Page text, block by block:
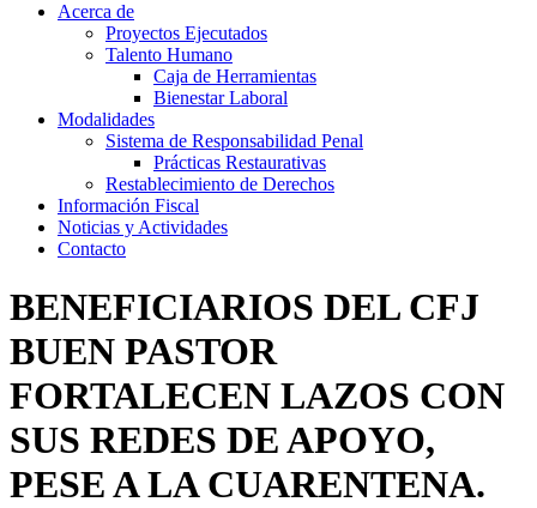
Acerca de
Proyectos Ejecutados
Talento Humano
Caja de Herramientas
Bienestar Laboral
Modalidades
Sistema de Responsabilidad Penal
Prácticas Restaurativas
Restablecimiento de Derechos
Información Fiscal
Noticias y Actividades
Contacto
BENEFICIARIOS DEL CFJ
BUEN PASTOR
FORTALECEN LAZOS CON
SUS REDES DE APOYO,
PESE A LA CUARENTENA.